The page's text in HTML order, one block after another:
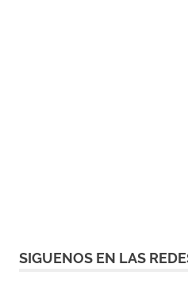
SIGUENOS EN LAS